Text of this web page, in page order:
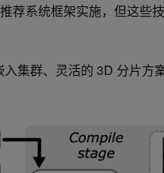
荐系统框架实施，但这些
集群、灵活的 3D 分片方